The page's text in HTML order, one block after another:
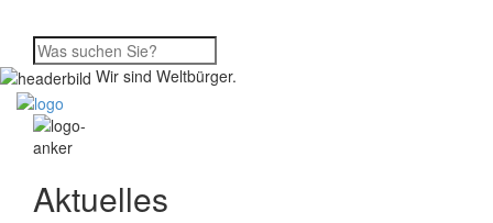
Wir sind Weltbürger.
Aktuelles